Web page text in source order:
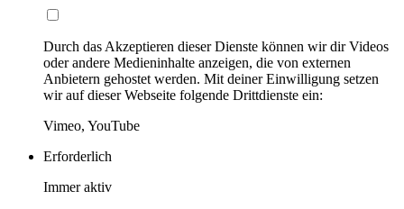
Durch das Akzeptieren dieser Dienste können wir dir Videos
oder andere Medieninhalte anzeigen, die von externen
Anbietern gehostet werden. Mit deiner Einwilligung setzen
wir auf dieser Webseite folgende Drittdienste ein:
Vimeo, YouTube
Erforderlich
Immer aktiv